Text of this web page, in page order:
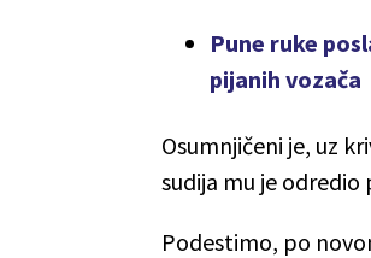
Pune ruke
pijanih vozača
Osumnjičeni je, uz
sudija mu je odredio
Podestimo, po